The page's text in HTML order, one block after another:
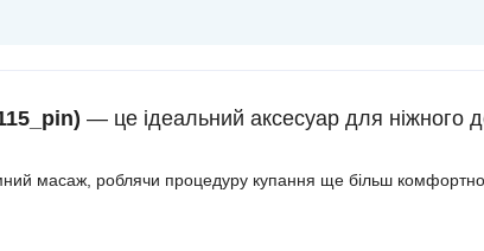
) — це ідеальний аксесуар для ніжного
масаж, роблячи процедуру купання ще більш комфортною.